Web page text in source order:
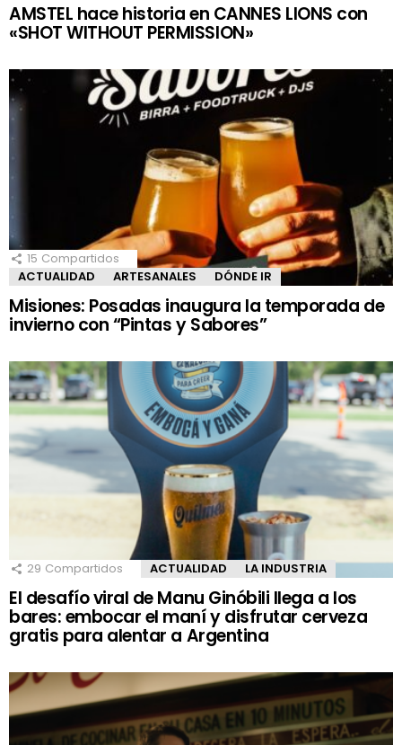
AMSTEL hace historia en CANNES LIONS con
«SHOT WITHOUT PERMISSION»
15 Compartidos
ACTUALIDAD
ARTESANALES DÓNDE IR
Misiones: Posadas inaugura la temporada de
invierno con “Pintas y Sabores”
29 Compartidos ACTUALIDAD LA INDUSTRIA
El desafío viral de Manu Ginóbili llega a los
bares: embocar el maní y disfrutar cerveza
gratis para alentar a Argentina